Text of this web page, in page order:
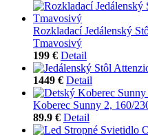
Rozkladací Jedálenský
Tmavosivý
199 € Detail
1449 € Detail
Koberec Sunny 2, 160/
89.9 € Detail